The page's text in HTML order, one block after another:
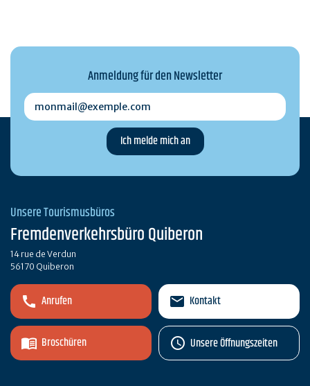
Anmeldung für den Newsletter
monmail@exemple.com
Unsere Tourismusbüros
Fremdenverkehrsbüro Quiberon
14 rue de Verdun
56170 Quiberon
Anrufen
Broschüren
Kontakt
Unsere Öffnungszeiten